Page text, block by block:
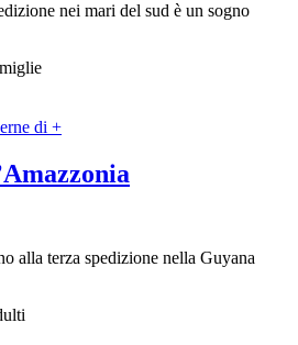
nei mari del sud è un sogno
di +
alla terza spedizione nella Guyana